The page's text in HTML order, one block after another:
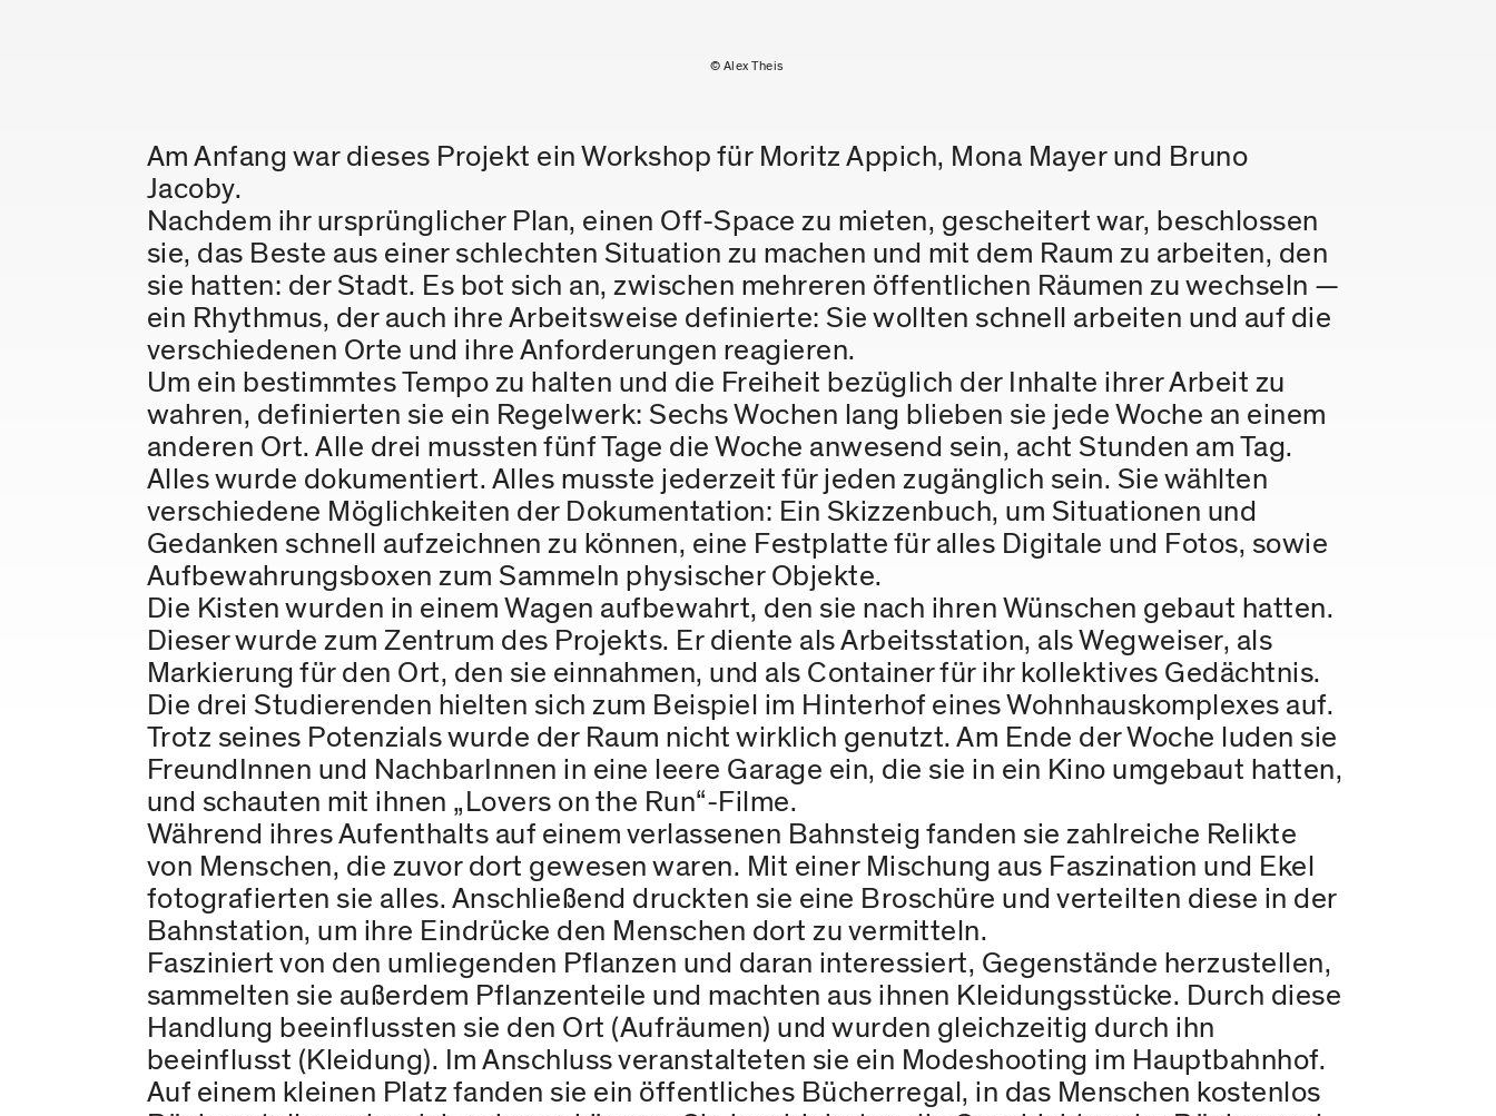
© Alex Theis
Am Anfang war dieses Projekt ein Workshop für Moritz Appich, Mona Mayer und Bruno
Jacoby.
Nachdem ihr ursprünglicher Plan, einen Off-Space zu mieten, gescheitert war, beschlossen
sie, das Beste aus einer schlechten Situation zu machen und mit dem Raum zu arbeiten, den
sie hatten: der Stadt. Es bot sich an, zwischen mehreren öffentlichen Räumen zu wechseln —
ein Rhythmus, der auch ihre Arbeitsweise definierte: Sie wollten schnell arbeiten und auf die
verschiedenen Orte und ihre Anforderungen reagieren.
Um ein bestimmtes Tempo zu halten und die Freiheit bezüglich der Inhalte ihrer Arbeit zu
wahren, definierten sie ein Regelwerk: Sechs Wochen lang blieben sie jede Woche an einem
anderen Ort. Alle drei mussten fünf Tage die Woche anwesend sein, acht Stunden am Tag.
Alles wurde dokumentiert. Alles musste jederzeit für jeden zugänglich sein. Sie wählten
verschiedene Möglichkeiten der Dokumentation: Ein Skizzenbuch, um Situationen und
Gedanken schnell aufzeichnen zu können, eine Festplatte für alles Digitale und Fotos, sowie
Aufbewahrungsboxen zum Sammeln physischer Objekte.
Die Kisten wurden in einem Wagen aufbewahrt, den sie nach ihren Wünschen gebaut hatten.
Dieser wurde zum Zentrum des Projekts. Er diente als Arbeitsstation, als Wegweiser, als
Markierung für den Ort, den sie einnahmen, und als Container für ihr kollektives Gedächtnis.
Die drei Studierenden hielten sich zum Beispiel im Hinterhof eines Wohnhauskomplexes auf.
Trotz seines Potenzials wurde der Raum nicht wirklich genutzt. Am Ende der Woche luden sie
FreundInnen und NachbarInnen in eine leere Garage ein, die sie in ein Kino umgebaut hatten,
und schauten mit ihnen „Lovers on the Run“-Filme.
Während ihres Aufenthalts auf einem verlassenen Bahnsteig fanden sie zahlreiche Relikte
von Menschen, die zuvor dort gewesen waren. Mit einer Mischung aus Faszination und Ekel
fotografierten sie alles. Anschließend druckten sie eine Broschüre und verteilten diese in der
Bahnstation, um ihre Eindrücke den Menschen dort zu vermitteln.
Fasziniert von den umliegenden Pflanzen und daran interessiert, Gegenstände herzustellen,
sammelten sie außerdem Pflanzenteile und machten aus ihnen Kleidungsstücke. Durch diese
Handlung beeinflussten sie den Ort (Aufräumen) und wurden gleichzeitig durch ihn
beeinflusst (Kleidung). Im Anschluss veranstalteten sie ein Modeshooting im Hauptbahnhof.
Auf einem kleinen Platz fanden sie ein öffentliches Bücherregal, in das Menschen kostenlos